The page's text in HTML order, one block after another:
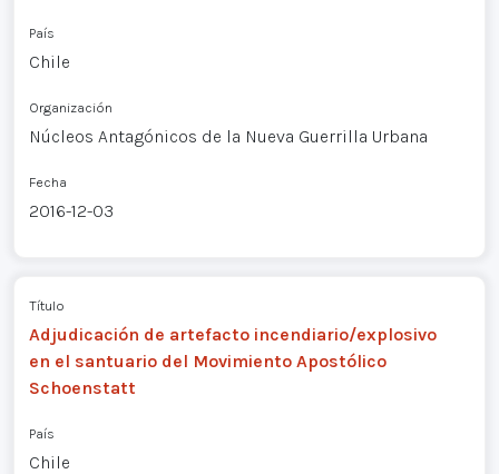
País
Chile
Organización
Núcleos Antagónicos de la Nueva Guerrilla Urbana
Fecha
2016-12-03
Título
Adjudicación de artefacto incendiario/explosivo
en el santuario del Movimiento Apostólico
Schoenstatt
País
Chile